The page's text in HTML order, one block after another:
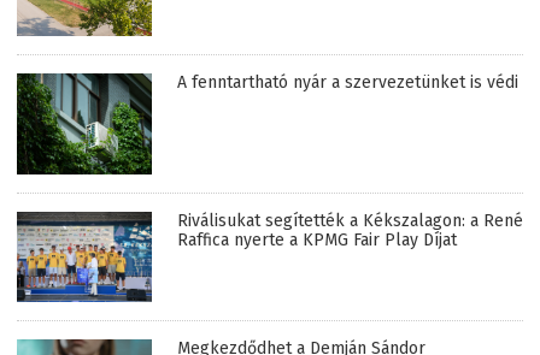
A fenntartható nyár a szervezetünket is védi
Riválisukat segítették a Kékszalagon: a René
Raffica nyerte a KPMG Fair Play Díjat
Megkezdődhet a Demján Sándor